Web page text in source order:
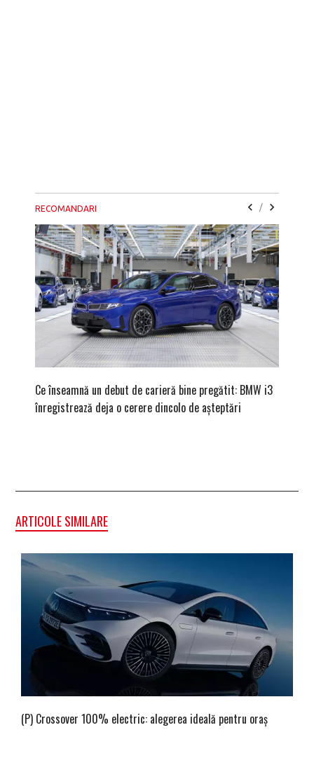
RECOMANDARI /
Ce înseamnă un debut de carieră bine pregătit: BMW i3
înregistrează deja o cerere dincolo de așteptări
ARTICOLE SIMILARE
(P) Crossover 100% electric: alegerea ideală pentru oraș